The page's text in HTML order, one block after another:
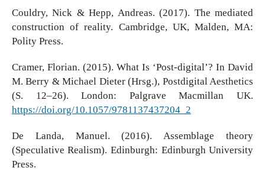
Couldry, Nick & Hepp, Andreas. (2017). The mediated
construction of reality. Cambridge, UK, Malden, MA:
Polity Press.
Cramer, Florian. (2015). What Is ‘Post-digital’? In David
M. Berry & Michael Dieter (Hrsg.), Postdigital Aesthetics
(S. 12–26). London: Palgrave Macmillan UK.
https://doi.org/10.1057/9781137437204_2
De Landa, Manuel. (2016). Assemblage theory
(Speculative Realism). Edinburgh: Edinburgh University
Press.